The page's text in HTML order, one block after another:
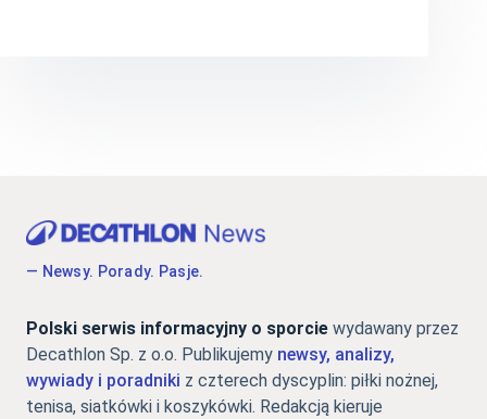
— Newsy. Porady. Pasje.
Polski serwis informacyjny o sporcie wydawany przez
Decathlon Sp. z o.o. Publikujemy newsy, analizy,
wywiady i poradniki z czterech dyscyplin: piłki nożnej,
tenisa, siatkówki i koszykówki. Redakcją kieruje